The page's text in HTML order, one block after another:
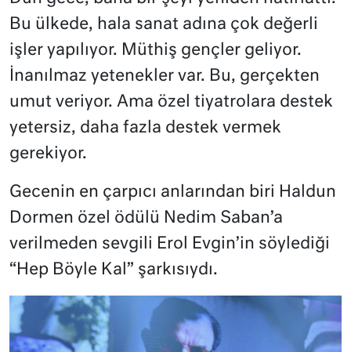
Bu ülkede, hala sanat adına çok değerli
işler yapılıyor. Müthiş gençler geliyor.
İnanılmaz yetenekler var. Bu, gerçekten
umut veriyor. Ama özel tiyatrolara destek
yetersiz, daha fazla destek vermek
gerekiyor.
Gecenin en çarpıcı anlarından biri Haldun
Dormen özel ödülü Nedim Saban’a
verilmeden sevgili Erol Evgin’in söylediği
“Hep Böyle Kal” şarkısıydı.